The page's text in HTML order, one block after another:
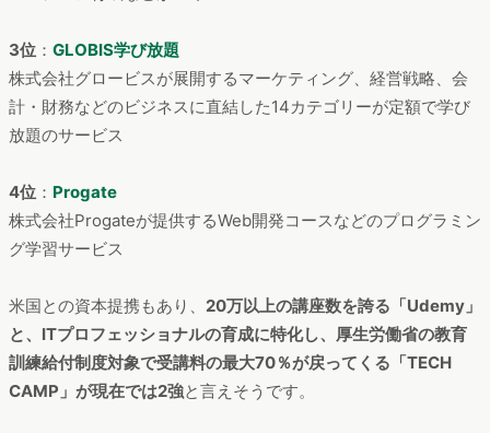
3位 ： GLOBIS学び放題
株式会社グロービスが展開するマーケティング、経営戦略、会
計・財務などのビジネスに直結した14カテゴリーが定額で学び
放題のサービス
4位 ： Progate
株式会社Progateが提供するWeb開発コースなどのプログラミン
グ学習サービス
米国との資本提携もあり、 20万以上の講座数を誇る「Udemy」
と、ITプロフェッショナルの育成に特化し、厚生労働省の教育
訓練給付制度対象で受講料の最大70％が戻ってくる「TECH
CAMP」が現在では2強と言えそうです。